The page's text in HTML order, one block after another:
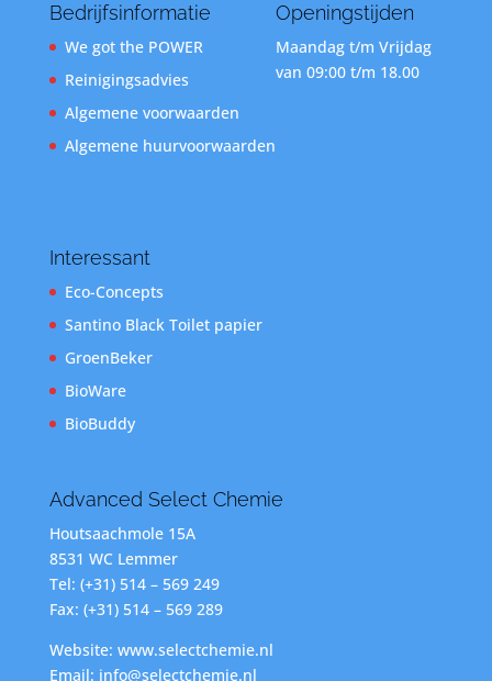
Bedrijfsinformatie
We got the POWER
Reinigingsadvies
Algemene voorwaarden
Algemene huurvoorwaarden
Openingstijden
Maandag t/m Vrijdag
van 09:00 t/m 18.00
Interessant
Eco-Concepts
Santino Black Toilet papier
GroenBeker
BioWare
BioBuddy
Advanced Select Chemie
Houtsaachmole 15A
8531 WC Lemmer
Tel: (+31) 514 – 569 249
Fax: (+31) 514 – 569 289
Website: www.selectchemie.nl
Email: info@selectchemie.nl